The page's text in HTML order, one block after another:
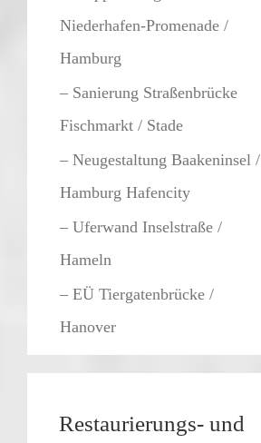
Niederhafen-Promenade /
Hamburg
– Sanierung Straßenbrücke
Fischmarkt / Stade
– Neugestaltung Baakeninsel /
Hamburg Hafencity
– Uferwand Inselstraße /
Hameln
– EÜ Tiergatenbrücke /
Hanover
Restaurierungs- und